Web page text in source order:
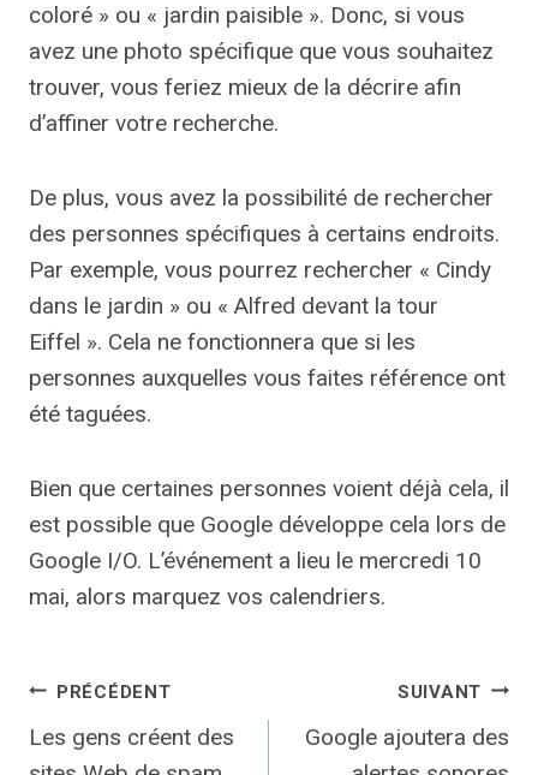
coloré » ou « jardin paisible ». Donc, si vous
avez une photo spécifique que vous souhaitez
trouver, vous feriez mieux de la décrire afin
d’affiner votre recherche.
De plus, vous avez la possibilité de rechercher
des personnes spécifiques à certains endroits.
Par exemple, vous pourrez rechercher « Cindy
dans le jardin » ou « Alfred devant la tour
Eiffel ». Cela ne fonctionnera que si les
personnes auxquelles vous faites référence ont
été taguées.
Bien que certaines personnes voient déjà cela, il
est possible que Google développe cela lors de
Google I/O. L’événement a lieu le mercredi 10
mai, alors marquez vos calendriers.
Navigation
de
PRÉCÉDENT
Les gens créent des
SUIVANT
Google ajoutera des